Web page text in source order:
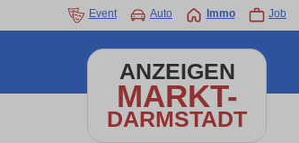
Event Auto Immo Job
ANZEIGEN
MARKT-
DARMSTADT